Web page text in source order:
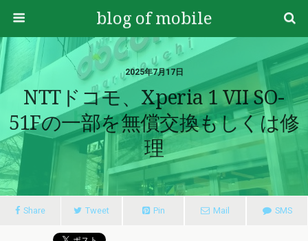
blog of mobile
2025年7月17日
NTTドコモ、Xperia 1 VII SO-
51Fの一部を無償交換もしくは修
理
Share Tweet Pin Mail SMS